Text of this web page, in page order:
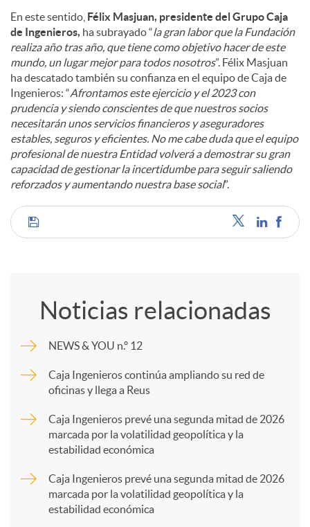
En este sentido, Félix Masjuan, presidente del Grupo Caja
de Ingenieros, ha subrayado “la gran labor que la Fundación
realiza año tras año, que tiene como objetivo hacer de este
mundo, un lugar mejor para todos nosotros”. Félix Masjuan
ha descatado también su confianza en el equipo de Caja de
Ingenieros: “Afrontamos este ejercicio y el 2023 con
prudencia y siendo conscientes de que nuestros socios
necesitarán unos servicios financieros y aseguradores
estables, seguros y eficientes. No me cabe duda que el equipo
profesional de nuestra Entidad volverá a demostrar su gran
capacidad de gestionar la incertidumbe para seguir saliendo
reforzados y aumentando nuestra base social”.
C
m
p
a
Noticias relacionadas
NEWS & YOU n.º 12
Caja Ingenieros continúa ampliando su red de
oficinas y llega a Reus
Caja Ingenieros prevé una segunda mitad de 2026
marcada por la volatilidad geopolítica y la
estabilidad económica
Caja Ingenieros prevé una segunda mitad de 2026
marcada por la volatilidad geopolítica y la
estabilidad económica